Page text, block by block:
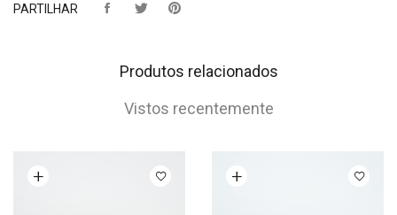
PARTILHAR
Produtos relacionados
Vistos recentemente
opções Ver opções